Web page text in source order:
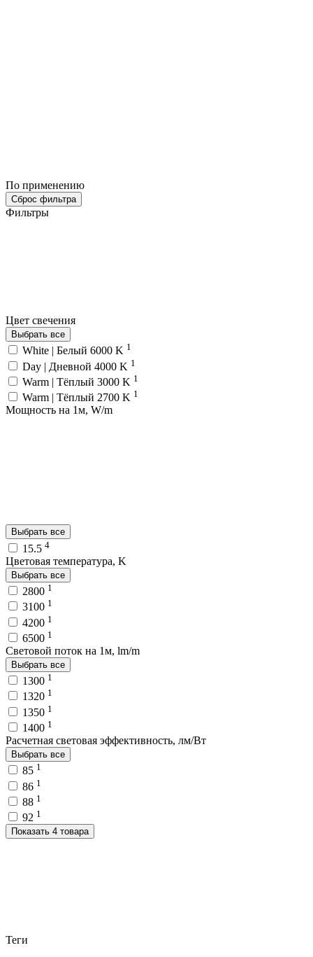
По применению
Сброс фильтра
Фильтры
Цвет свечения
Выбрать все
White | Белый 6000 K 1
Day | Дневной 4000 K 1
Warm | Тёплый 3000 K 1
Warm | Тёплый 2700 K 1
Мощность на 1м, W/m
Выбрать все
15.5 4
Цветовая температура, K
Выбрать все
2800 1
3100 1
4200 1
6500 1
Световой поток на 1м, lm/m
Выбрать все
1300 1
1320 1
1350 1
1400 1
Расчетная световая эффективность, лм/Вт
Выбрать все
85 1
86 1
88 1
92 1
Показать 4 товара
Теги